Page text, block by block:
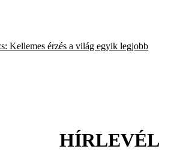
Kellemes érzés a világ egyik legjobb
HÍRLEVÉL